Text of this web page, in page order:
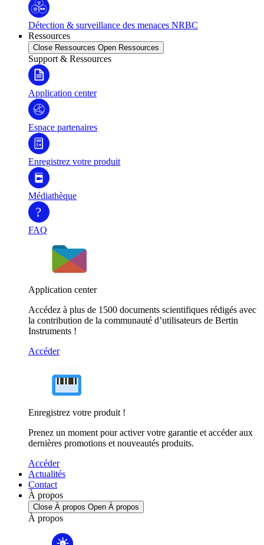
Détection & surveillance des menaces NRBC
Ressources
Close Ressources Open Ressources
Support & Ressources
Application center
Espace partenaires
Enregistrez votre produit
Médiathèque
?
FAQ
Application center
Accédez à plus de 1500 documents scientifiques rédigés avec
la contribution de la communauté d’utilisateurs de Bertin
Instruments !
Accéder
Enregistrez votre produit !
Prenez un moment pour activer votre garantie et accéder aux
dernières promotions et nouveautés produits.
Accéder
Actualités
Contact
À propos
Close À propos Open À propos
À propos